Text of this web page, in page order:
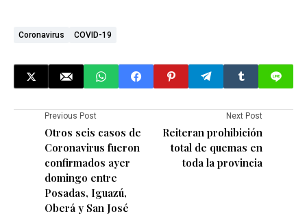
Coronavirus COVID-19
Previous Post
Otros seis casos de
Coronavirus fueron
confirmados ayer
domingo entre
Posadas, Iguazú,
Oberá y San José
Next Post
Reiteran prohibición
total de quemas en
toda la provincia